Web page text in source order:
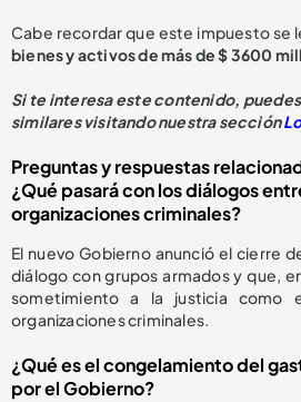
Cabe recordar que este impuesto se
bienes y activos de más de $ 3600
Si te interesa este contenido,
similares visitando nuestra sección
Preguntas y respuestas
¿Qué pasará con los diálogos
organizaciones criminales?
El nuevo Gobierno anunció el cierre
diálogo con grupos armados y que,
sometimiento a la justicia como
organizaciones criminales.
¿Qué es el congelamiento del
por el Gobierno?